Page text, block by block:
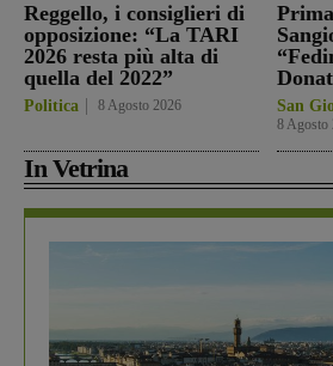
Reggello, i consiglieri di
opposizione: “La TARI
2026 resta più alta di
quella del 2022”
Politica 8 Agosto 2026 San
8 Agosto
In Vetrina